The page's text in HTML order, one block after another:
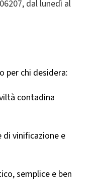
dal lunedì al
per chi desidera:
contadina
di vinificazione e
semplice e ben